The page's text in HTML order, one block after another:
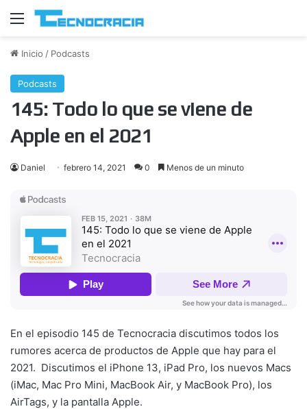
Menú
Inicio / Podcasts
Podcasts
145: Todo lo que se viene de
Apple en el 2021
Daniel febrero 14, 2021 0 Menos de un minuto
En el episodio 145 de Tecnocracia discutimos todos los
rumores acerca de productos de Apple que hay para el
2021. Discutimos el iPhone 13, iPad Pro, los nuevos Macs
(iMac, Mac Pro Mini, MacBook Air, y MacBook Pro), los
AirTags, y la pantalla Apple.